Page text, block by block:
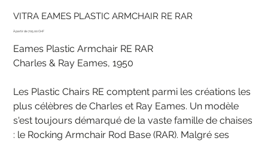
VITRA EAMES PLASTIC ARMCHAIR RE RAR
Prix 705.00 CHF
Eames Plastic Armchair RE RAR
Charles & Ray Eames, 1950
Les Plastic Chairs RE comptent parmi les créations les
plus célèbres de Charles et Ray Eames. Un modèle
s'est toujours démarqué de la vaste famille de chaises
: le Rocking Armchair Rod Base (RAR). Malgré ses